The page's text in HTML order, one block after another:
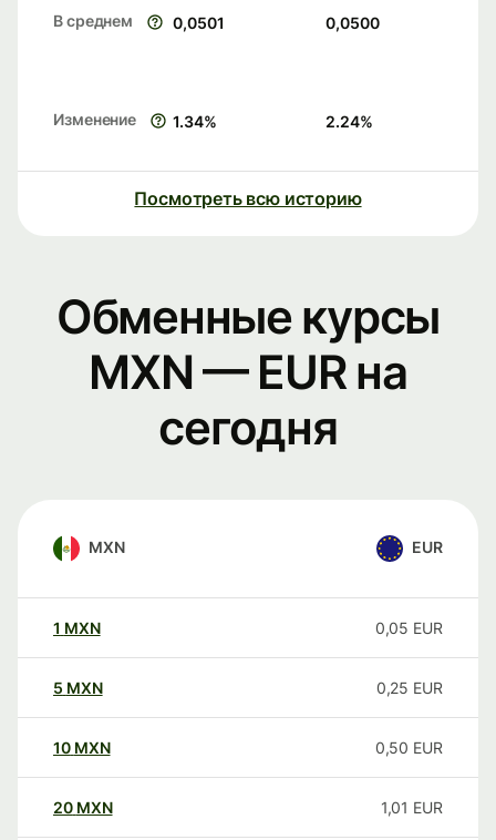
В среднем 0,0501 0,0500
Изменение 1.34% 2.24%
Посмотреть всю историю
Обменные курсы
MXN — EUR на
сегодня
MXN EUR
1 MXN 0,05 EUR
5 MXN 0,25 EUR
10 MXN 0,50 EUR
20 MXN 1,01 EUR